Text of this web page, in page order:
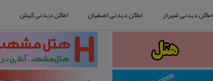
اماکن دیدنی شیراز اماکن دیدنی اصفهان اماکن دیدنی کیش